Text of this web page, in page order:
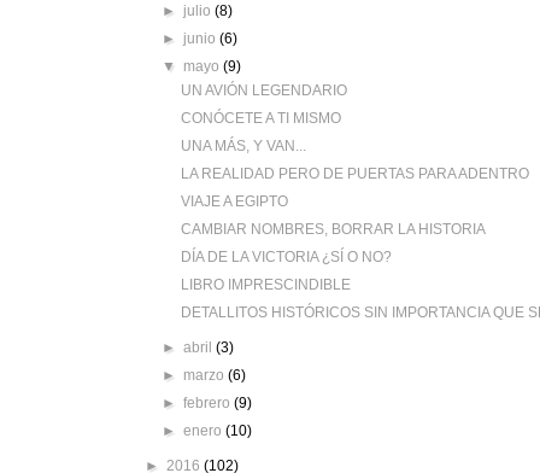
► julio(8)
► junio(6)
▼ mayo(9)
UN AVIÓN LEGENDARIO
CONÓCETE A TI MISMO
UNA MÁS, Y VAN...
LA REALIDAD PERO DE PUERTAS PARA ADENTRO
VIAJE A EGIPTO
CAMBIAR NOMBRES, BORRAR LA HISTORIA
DÍA DE LA VICTORIA ¿SÍ O NO?
LIBRO IMPRESCINDIBLE
DETALLITOS HISTÓRICOS SIN IMPORTANCIA QUE
►abril(3)
► marzo(6)
►febrero(9)
►enero(10)
► 2016 (102)